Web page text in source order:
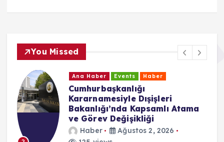
You Missed
Ana Haber Events Haber
Cumhurbaşkanlığı
Kararnamesiyle Dışişleri
Bakanlığı’nda Kapsamlı Atama
ve Görev Değişikliği
Haber
Ağustos 2, 2026